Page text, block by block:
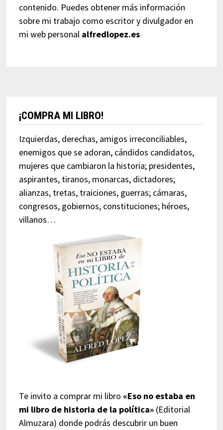
contenido. Puedes obtener más información
sobre mi trabajo como escritor y divulgador en
mi web personal alfredlopez.es
¡COMPRA MI LIBRO!
Izquierdas, derechas, amigos irreconciliables,
enemigos que se adoran, cándidos candidatos,
mujeres que cambiaron la historia; presidentes,
aspirantes, tiranos, monarcas, dictadores;
alianzas, tretas, traiciones, guerras; cámaras,
congresos, gobiernos, constituciones; héroes,
villanos…
Te invito a comprar mi libro «Eso no estaba en
mi libro de historia de la política»(Editorial
Almuzara) donde podrás descubrir un buen